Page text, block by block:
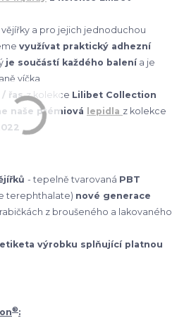
a pro jejich jednoduchou
využívat praktický adhezní
je součástí každého balenía je
víčka
/ řasz kolekce Lilibet Collection
naše prémiová lepidla z kolekce
- tepelně tvarovaná PBT
terephthalate) nové generace
z broušeného a lakovaného
výrobku splňující platnou
®: